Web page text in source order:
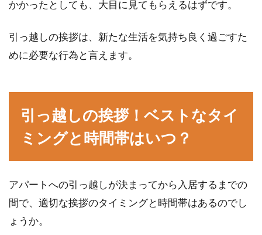
壁に...
夢のマイホームを手に入れて、これから素敵な
生活をスタートできるという時、誰もが心躍る
気持ちでいっ...
アパートに入居する前にやらなけれ
かかったとしても、大目に見てもらえるはずです。
引っ越しの挨拶は、新たな生活を気持ち良く過ごすた
めに必要な行為と言えます。
引っ越しの挨拶！ベストなタイ
ミングと時間帯はいつ？
アパートへの引っ越しが決まってから入居するまでの
間で、適切な挨拶のタイミングと時間帯はあるのでし
ょうか。